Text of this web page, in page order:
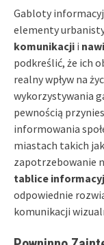
Gabloty
elementy
komunikacji i
podkreślić, że ich
realny wpływ na
wykorzystywania
pewnością
informowania
miastach takich
zapotrzebowanie
tablice
odpowiednie
komunikacji